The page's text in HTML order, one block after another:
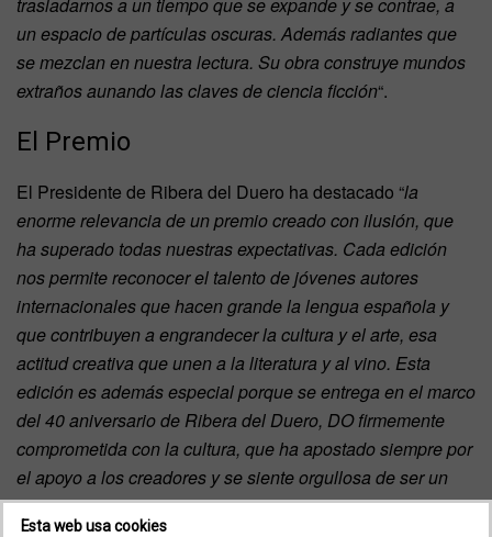
un espacio de partículas oscuras. Además radiantes que
se mezclan en nuestra lectura. Su obra construye mundos
extraños aunando las claves de ciencia ficción“.
El Premio
El Presidente de Ribera del Duero ha destacado “la
enorme relevancia de un premio creado con ilusión, que
ha superado todas nuestras expectativas. Cada edición
nos permite reconocer el talento de jóvenes autores
internacionales que hacen grande la lengua española y
que contribuyen a engrandecer la cultura y el arte, esa
actitud creativa que unen a la literatura y al vino. Esta
edición es además especial porque se entrega en el marco
del 40 aniversario de Ribera del Duero, DO firmemente
comprometida con la cultura, que ha apostado siempre por
el apoyo a los creadores y se siente orgullosa de ser un
referente de apoyo y de buen vino para todos”.
Esta web usa cookies